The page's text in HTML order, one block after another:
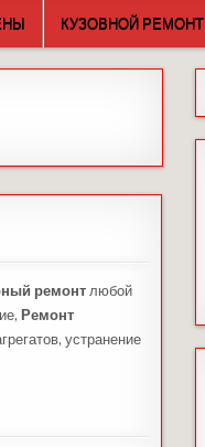
КУЗОВНОЙ РЕМОНТ
ремонтлюбой
Ремонт
устранение